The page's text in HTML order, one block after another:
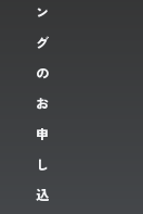
ン
グ
の
お
申
し
込